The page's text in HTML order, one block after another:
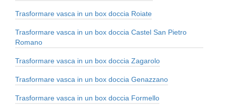
Trasformare vasca in un box doccia Roiate
Trasformare vasca in un box doccia Castel San Pietro
Romano
Trasformare vasca in un box doccia Zagarolo
Trasformare vasca in un box doccia Genazzano
Trasformare vasca in un box doccia Formello